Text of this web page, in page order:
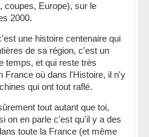
coupes, Europe), sur le
2000.
une histoire centenaire qui
de sa région, c'est un
temps, et qui reste très
France où dans l'Histoire, il n'y
qui ont tout raflé.
tout autant que toi,
on en parle c'est qu'il y a des
toute la France (et même